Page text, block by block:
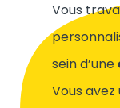
Vous
sein d’une
Vous